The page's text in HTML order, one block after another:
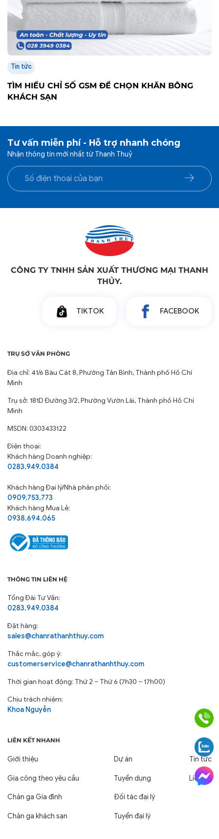
Tin tức
TÌM HIỂU CHỈ SỐ GSM ĐỂ CHỌN KHĂN BÔNG
KHÁCH SẠN
Tư vấn miễn phí - Hỗ trợ nhanh chóng
Nhận thông tin mới nhất từ Thanh Thuỷ
CÔNG TY TNHH SẢN XUẤT THƯƠNG MẠI THANH
THỦY.
TIKTOK FACEBOOK
TRỤ SỞ VĂN PHÒNG
Địa chỉ: 41/6 Bàu Cát 8, Phường Tân Bình, Thành phố Hồ Chí
Minh
Trụ sở: 181D Đường 3/2, Phường Vườn Lài, Thành phố Hồ Chí
Minh
MSDN: 0303433122
Điện thoại:
Khách hàng Doanh nghiệp:
0283.949.0384
Khách hàngĐại lý/Nhà phân phối:
0909.753.773
Khách hàng Mua Lẻ:
0938.694.065
THÔNG TIN LIÊN HỆ
Tổng Đài Tư Vấn:
0283.949.0384
Đặt hàng:
sales@chanrathanhthuy.com
Thắc mắc, góp ý:
customerservice@chanrathanhthuy.com
Thời gian hoạt động: Thứ 2 – Thứ 6 (7h30 – 17h00)
Chịu trách nhiệm:
Khoa Nguyễn
LIÊN KẾT NHANH
Giới thiệu
Gia công theo yêu cầu
Chăn ga Gia đình
Chăn ga khách sạn
Dự án
Tuyển dụng
Đối tác đại lý
Tuyển đại lý
Tin tức
Liên hệ